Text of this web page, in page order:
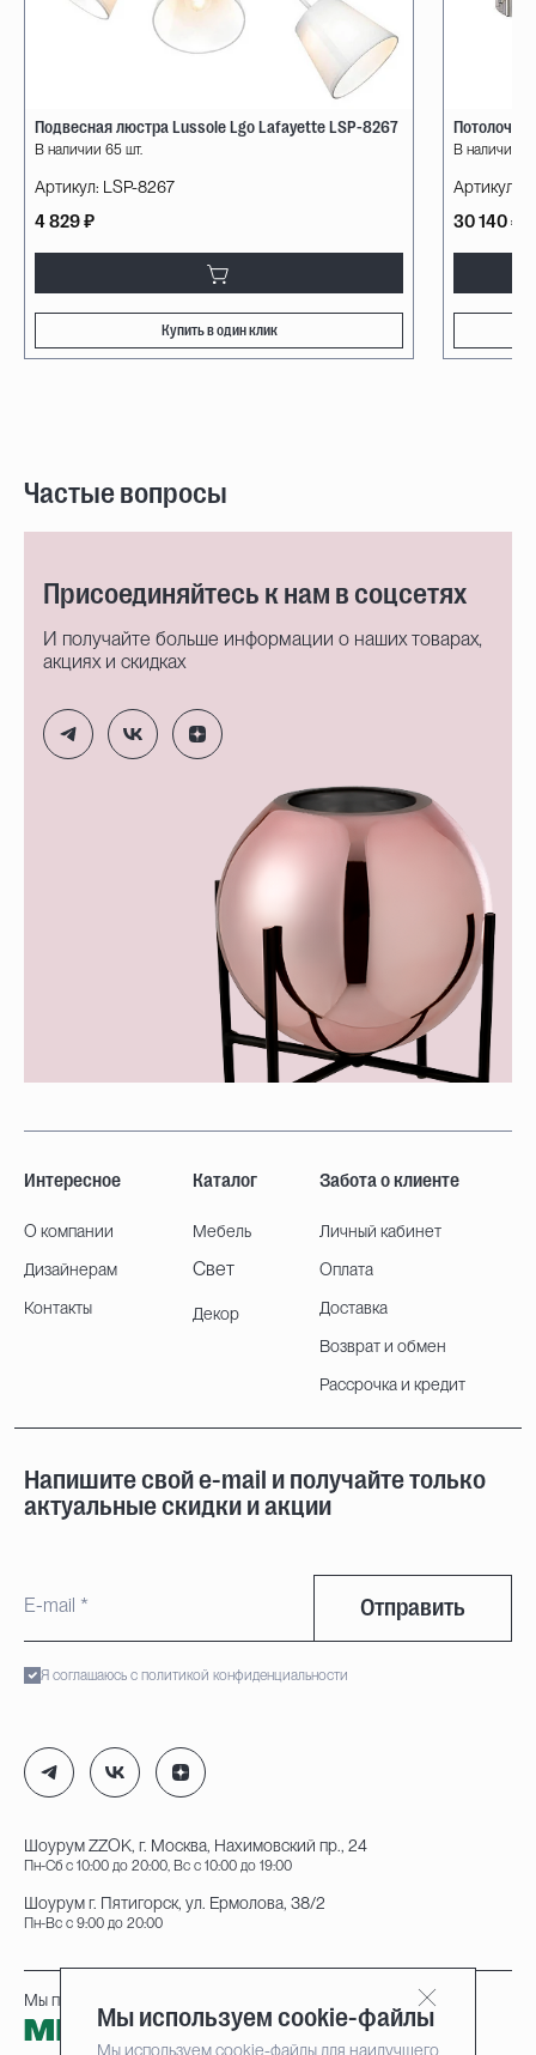
Подвесная люстра Lussole Lgo Lafayette LSP-8267
В наличии 65 шт.
Артикул: LSP-8267
4 829 ₽
Купить в один клик
В наличии 11
Артикул:
30 140 ₽
Частые вопросы
Присоединяйтесь к нам в соцсетях
И получайте больше информации о наших товарах,
акциях и скидках
Интересное
О компании
Дизайнерам
Контакты
Каталог
Мебель
Свет
Декор
Забота о клиенте
Личный кабинет
Оплата
Доставка
Возврат и обмен
Рассрочка и кредит
Напишите свой e-mail и получайте только
актуальные скидки и акции
Отправить
Я соглашаюсь с политикой конфиденциальности
Шоурум ZZOK, г. Москва, Нахимовский пр., 24
Пн-Сб с 10:00 до 20:00, Вс с 10:00 до 19:00
Шоурум г. Пятигорск, ул. Ермолова, 38/2
Пн-Вс с 9:00 до 20:00
Мы принимаем к оплате:
Мы используем cookie-файлы
Мы используем cookie-файлы для наилучшего